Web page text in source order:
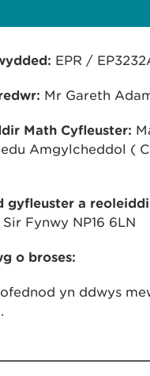
EPR /
Mr Gareth
Math Cyfleuster:
Amgylcheddol (
gyfleuster a
Fynwy NP16 6LN
o broses:
yn ddwys